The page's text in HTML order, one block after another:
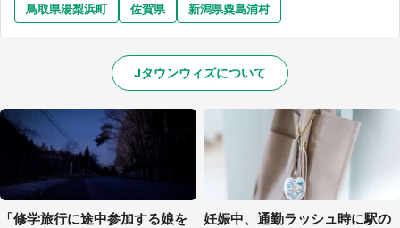
鳥取県湯梨浜町
佐賀県 新潟県粟島浦村
Jタウンウィズについて
「修学旅行に途中参加する娘を
妊娠中、通勤ラッシュ時に駅の